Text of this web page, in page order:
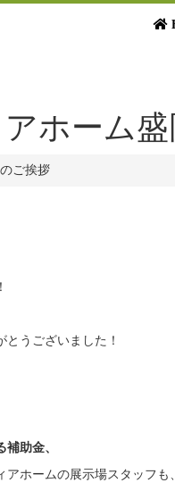
ホーム
ご挨拶
うございました！
助金、
ホームの展示場スタッフも、